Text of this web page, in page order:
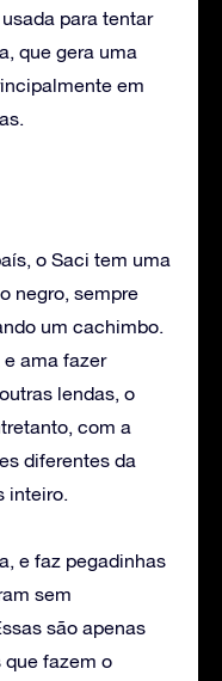
para tentar
que gera uma
em
o Saci tem uma
negro, sempre
um cachimbo.
ama fazer
lendas, o
com a
diferentes da
inteiro.
e faz pegadinhas
sem
são apenas
que fazem o